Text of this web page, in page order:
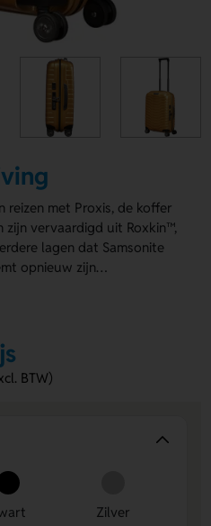
reizen met Proxis, de koffer
vervaardigd uit Roxkin™,
lagen dat Samsonite
opnieuw zijn
in het oog door zijn
je voor Proxis kiest,
programma van
ondersteuning en
(beperkte) garantie op
koffer die
dubbele rits. Het interieur
BTW)
Zilver